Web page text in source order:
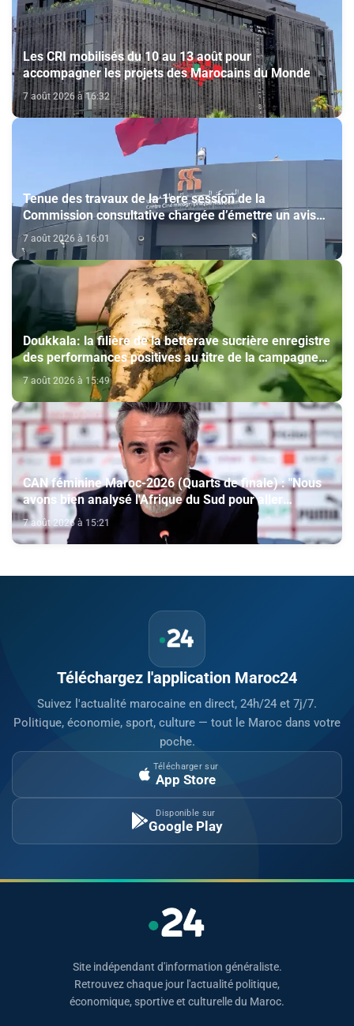
Les CRI mobilisés du 10 au 13 août pour
accompagner les projets des Marocains du Monde
7 août 2026 à 16:32
Tenue des travaux de la 1ere session de la
Commission consultative chargée d’émettre un avis
sur la délivrance de la carte du professionnel du
cinéma (CCM)
7 août 2026 à 16:01
Doukkala: la filière de la betterave sucrière enregistre
des performances positives au titre de la campagne
agricole 2025-2026
7 août 2026 à 15:49
CAN féminine Maroc-2026 (Quarts de finale) : "Nous
avons bien analysé l'Afrique du Sud pour aller
chercher la victoire" (Jorge Vilda)
7 août 2026 à 15:21
Téléchargez l'application Maroc24
Suivez l'actualité marocaine en direct, 24h/24 et 7j/7.
Politique, économie, sport, culture — tout le Maroc dans votre
poche.
Télécharger sur
App Store
Disponible sur
Google Play
Site indépendant d'information généraliste.
Retrouvez chaque jour l'actualité politique,
économique, sportive et culturelle du Maroc.